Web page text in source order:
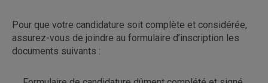
Pour que votre candidature soit complète et considérée,
assurez-vous de joindre au formulaire d’inscription les
documents suivants :